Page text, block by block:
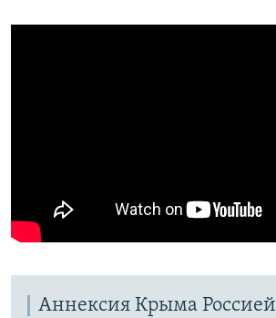
Аннексия Крыма Россией